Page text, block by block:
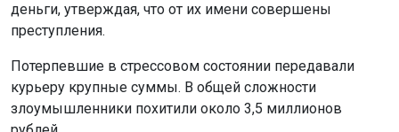
деньги, утверждая, что от их имени совершены
преступления.
Потерпевшие в стрессовом состоянии передавали
курьеру крупные суммы. В общей сложности
злоумышленники похитили около 3,5 миллионов